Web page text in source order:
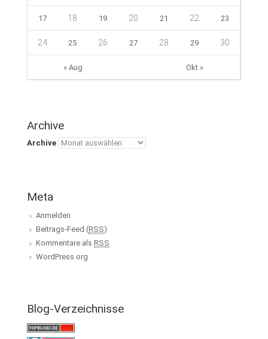
« Aug Okt »
17 18 19 20 21 22 23
24 25 26 27 28 29 30
Archive
Archive
Meta
Anmelden
Beitrags-Feed (RSS)
Kommentare als RSS
WordPress.org
Blog-Verzeichnisse